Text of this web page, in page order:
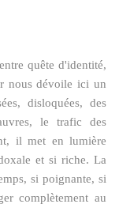
quête d'identité,
nous dévoile ici un
disloquées, des
le trafic des
il met en lumière
et si riche. La
si poignante, si
complètement au